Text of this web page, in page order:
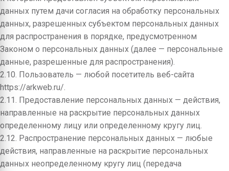
данных путем дачи согласия на обработку персональных
данных, разрешенных субъектом персональных данных
для распространения в порядке, предусмотренном
Законом о персональных данных (далее — персональные
данные, разрешенные для распространения).
2.10. Пользователь — любой посетитель веб-сайта
https://arkweb.ru/.
2.11. Предоставление персональных данных — действия,
направленные на раскрытие персональных данных
определенному лицу или определенному кругу лиц.
2.12. Распространение персональных данных — любые
действия, направленные на раскрытие персональных
данных неопределенному кругу лиц (передача